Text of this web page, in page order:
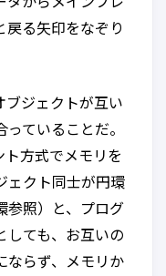
戻る矢印をなぞり
ブジェクトが互い
ていることだ。
方式でメモリを
ェクト同士が円環
参照）と、プログ
しても、お互いの
ならず、メモリか